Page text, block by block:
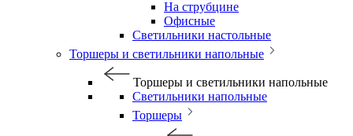
На струбцине
Офисные
Светильники настольные
Торшеры и светильники напольные
Торшеры и светильники напольные
Светильники напольные
Торшеры